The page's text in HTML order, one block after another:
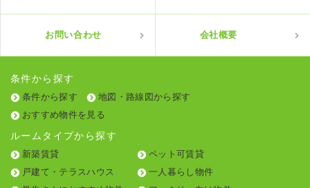
お問い合わせ 会社概要
条件から探す
条件から探す
地図・路線図から探す
おすすめ物件を見る
ルームタイプから探す
新築賃貸
ペット可賃貸
戸建て・テラスハウス
一人暮らし物件